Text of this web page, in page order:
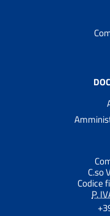
C.so
Codice
P.